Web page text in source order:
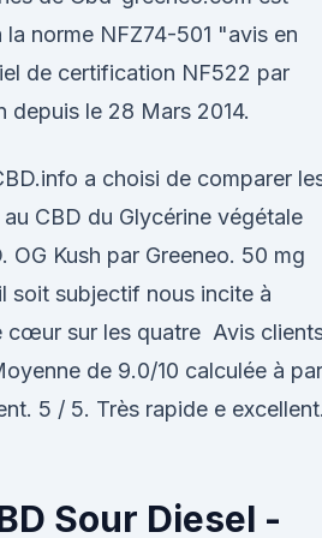
norme NFZ74-501 "avis en
de certification NF522 par
depuis le 28 Mars 2014.
a choisi de comparer
CBD du Glycérine végétale
OG Kush par Greeneo. 50 mg
soit subjectif nous incite à
cœur sur les quatre Avis
de 9.0/10 calculée à
5 / 5. Très rapide e excellent.
Sour Diesel -